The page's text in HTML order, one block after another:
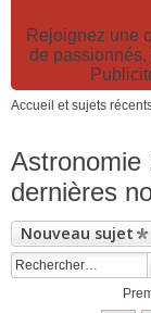
Rejoignez une
de
Accueil et sujets
Astronomie
dernières
Nouveau sujet